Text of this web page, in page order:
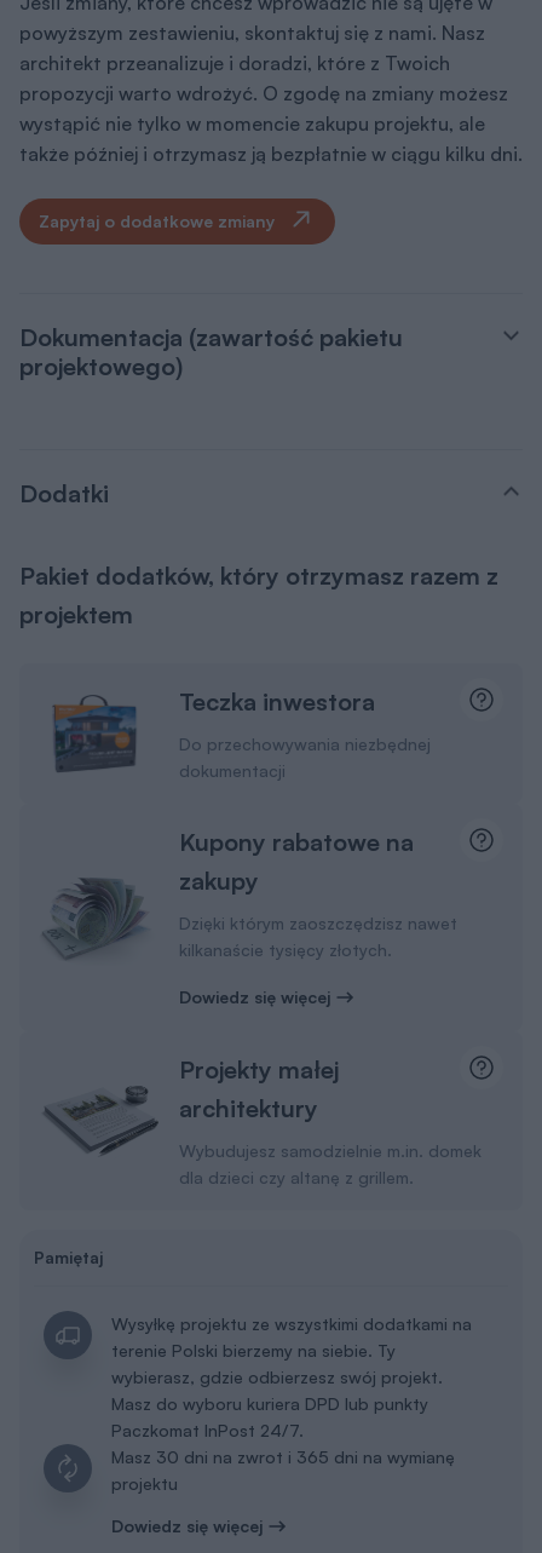
powyższym zestawieniu, skontaktuj się z nami. Nasz
architekt przeanalizuje i doradzi, które z Twoich
propozycji warto wdrożyć. O zgodę na zmiany możesz
wystąpić nie tylko w momencie zakupu projektu, ale
także później i otrzymasz ją bezpłatnie w ciągu kilku dni.
Zapytaj o dodatkowe zmiany
Dokumentacja (zawartość pakietu
projektowego)
Dodatki
Pakiet dodatków, który otrzymasz razem z
projektem
Teczka inwestora
Do przechowywania niezbędnej
dokumentacji
Kupony rabatowe na
zakupy
Dzięki którym zaoszczędzisz nawet
kilkanaście tysięcy złotych.
Dowiedz się więcej
Projekty małej
architektury
Wybudujesz samodzielnie m.in. domek
dla dzieci czy altanę z grillem.
Pamiętaj
Wysyłkę projektu ze wszystkimi dodatkami na
terenie Polski bierzemy na siebie. Ty
wybierasz, gdzie odbierzesz swój projekt.
Masz do wyboru kuriera DPD lub punkty
Paczkomat InPost 24/7.
Masz 30 dni na zwrot i 365 dni na wymianę
projektu
Dowiedz się więcej